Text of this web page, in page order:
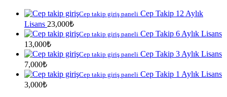
Cep takip giriş paneli Cep Takip 12 Aylık
Lisans 23,000₺
Cep takip giriş paneli Cep Takip 6 Aylık Lisans
13,000₺
Cep takip giriş paneli Cep Takip 3 Aylık Lisans
7,000₺
Cep takip giriş paneli Cep Takip 1 Aylık Lisans
3,000₺